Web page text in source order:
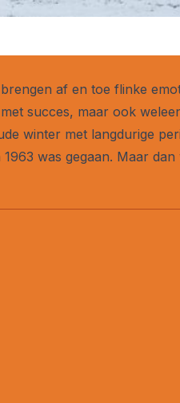
af en toe flinke
succes, maar ook
winter met langdurige
was gegaan. Maar